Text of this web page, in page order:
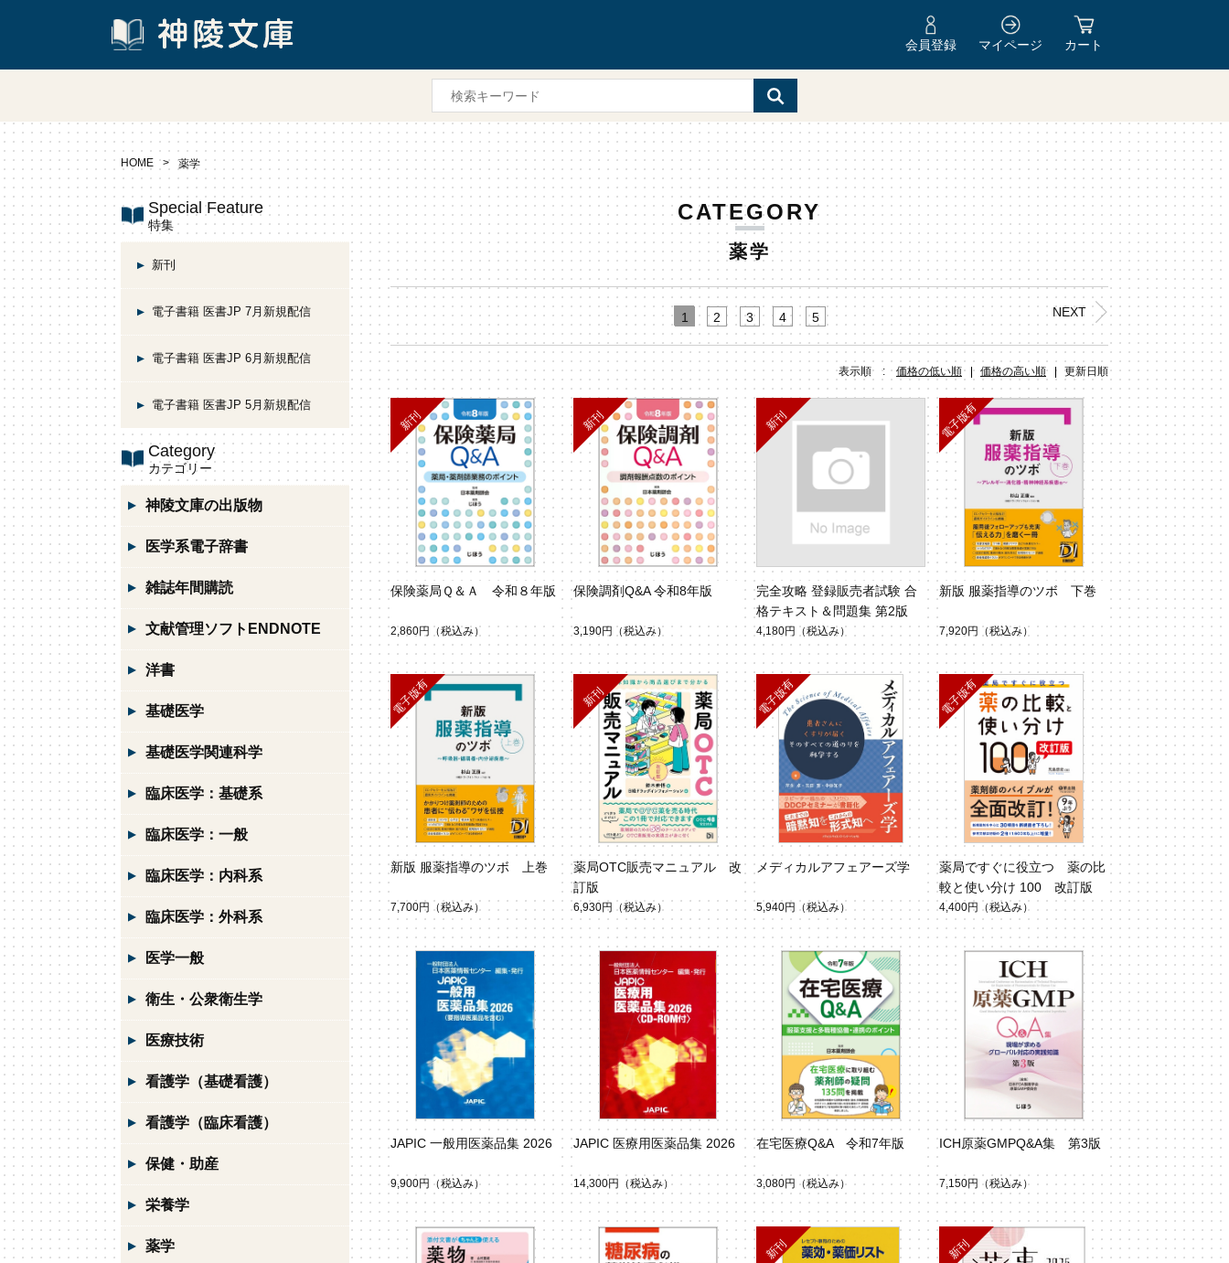
会員登録 マイページ カート
HOME 薬学
CATEGORY
薬学
NEXT
1 2 3 4 5
表示順 : 価格の低い順 価格の高い順 更新日順
保険薬局Ｑ＆Ａ 令和８年版
2,860円 （税込み）
保険調剤Q&A 令和8年版
3,190円 （税込み）
完全攻略 登録販売者試験 合
格テキスト＆問題集 第2版
4,180円 （税込み）
新版 服薬指導のツボ 下巻
7,920円 （税込み）
新版 服薬指導のツボ 上巻
7,700円 （税込み）
薬局OTC販売マニュアル 改
訂版
6,930円 （税込み）
メディカルアフェアーズ学
5,940円 （税込み）
薬局ですぐに役立つ 薬の比
較と使い分け 100 改訂版
4,400円 （税込み）
JAPIC 一般用医薬品集 2026
9,900円 （税込み）
JAPIC 医療用医薬品集 2026
14,300円 （税込み）
在宅医療Q&A 令和7年版
3,080円 （税込み）
ICH原薬GMPQ&A集 第3版
7,150円 （税込み）
Special Feature
特集
新刊
電子書籍 医書JP 7月新規配信
電子書籍 医書JP 6月新規配信
電子書籍 医書JP 5月新規配信
Category
カテゴリー
神陵文庫の出版物
医学系電子辞書
雑誌年間購読
文献管理ソフトENDNOTE
洋書
基礎医学
基礎医学関連科学
臨床医学：基礎系
臨床医学：一般
臨床医学：内科系
臨床医学：外科系
医学一般
衛生・公衆衛生学
医療技術
看護学（基礎看護）
看護学（臨床看護）
保健・助産
栄養学
薬学